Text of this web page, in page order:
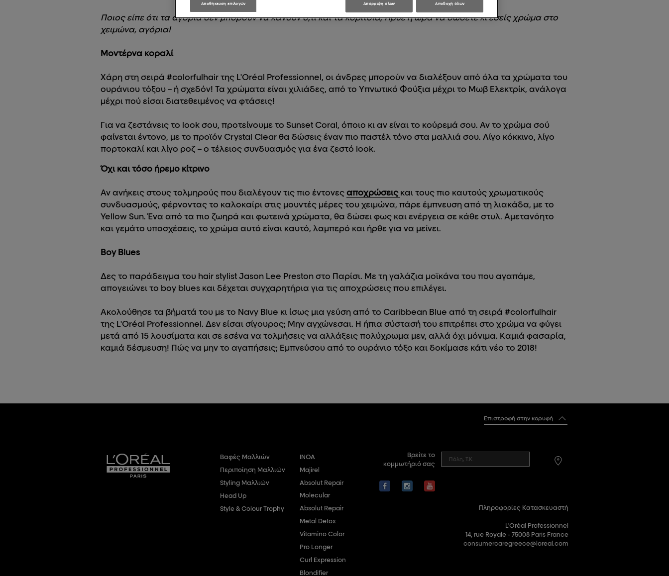
Ποιος είπε ότι τα αγόρια δεν μπορούν να κάνουν ό,τι και τα κορίτσια; Ήρθε η ώρα να δώσετε κι εσείς χρώμα στο
χειμώνα, αγόρια!
Μοντέρνα κοραλί
Χάρη στη σειρά #colorfulhair της L'Oréal Professionnel, οι άνδρες μπορούν να διαλέξουν από όλα τα χρώματα του
ουράνιου τόξου – ή σχεδόν! Τα χρώματα είναι χιλιάδες, από το Υπνωτικό Φούξια μέχρι το Μωβ Ελεκτρίκ, ανάλογα
μέχρι πού είσαι διατεθειμένος να φτάσεις!
Για να ζεστάνεις το look σου, προτείνουμε το Sunset Coral, όποιο κι αν είναι το κούρεμά σου. Αν το χρώμα σού
φαίνεται έντονο, με το προϊόν Crystal Clear θα δώσεις έναν πιο παστέλ τόνο στα μαλλιά σου. Λίγο κόκκινο, λίγο
πορτοκαλί και λίγο ροζ – ο τέλειος συνδυασμός για ένα ζεστό look.
Όχι και τόσο ήρεμο κίτρινο
Αν ανήκεις στους τολμηρούς που διαλέγουν τις πιο έντονες αποχρώσεις και τους πιο καυτούς χρωματικούς
συνδυασμούς, φέρνοντας το καλοκαίρι στις μουντές μέρες του χειμώνα, πάρε έμπνευση από τη λιακάδα, με το
Yellow Sun. Ένα από τα πιο ζωηρά και φωτεινά χρώματα, θα δώσει φως και ενέργεια σε κάθε στυλ. Αμετανόητο
και γεμάτο υποσχέσεις, το χρώμα αυτό είναι καυτό, λαμπερό και ήρθε για να μείνει.
Boy Blues
Δες το παράδειγμα του hair stylist Jason Lee Preston στο Παρίσι. Με τη γαλάζια μοϊκάνα του που αγαπάμε,
απογειώνει το boy blues και δέχεται συγχαρητήρια για τις αποχρώσεις που επιλέγει.
Ακολούθησε τα βήματά του με το Navy Blue κι ίσως μια γεύση από το Caribbean Blue από τη σειρά #colorfulhair
της L'Oréal Professionnel. Δεν είσαι σίγουρος; Μην αγχώνεσαι. Η ήπια σύστασή του επιτρέπει στο χρώμα να φύγει
μετά από 15 λουσίματα και σε εσένα να τολμήσεις να αλλάξεις πολύχρωμα μεν, αλλά όχι μόνιμα. Καμιά φασαρία,
καμιά δέσμευση! Πώς να μην το αγαπήσεις; Εμπνεύσου από το ουράνιο τόξο και δοκίμασε κάτι νέο το 2018!
Βαφές Μαλλιών
Περιποίηση Μαλλιών
Styling Μαλλιών
Head Up
Style & Colour Trophy
INOA
Majirel
Absolut Repair
Molecular
Absolut Repair
Metal Detox
Vitamino Color
Pro Longer
Curl Expression
Blondifier
Βρείτε το
κομμωτήριό σας
Πληροφορίες Κατασκευαστή
L'Oréal Professionnel
14, rue Royale - 75008 Paris France
consumercaregreece@loreal.com
Επιστροφή στην κορυφή
Αποθήκευση επιλογών Απόρριψη όλων Αποδοχή όλων